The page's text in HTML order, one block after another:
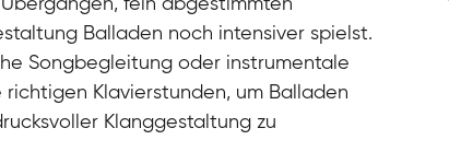
fein abgestimmten
Balladen noch intensiver spielst.
Songbegleitung oder instrumentale
Klavierstunden, um Balladen
Klanggestaltung zu